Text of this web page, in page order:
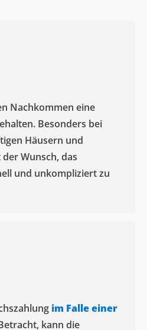
Nachkommen eine
Besonders bei
Häusern und
Wunsch, das
und unkompliziert zu
im Falle einer
kann die